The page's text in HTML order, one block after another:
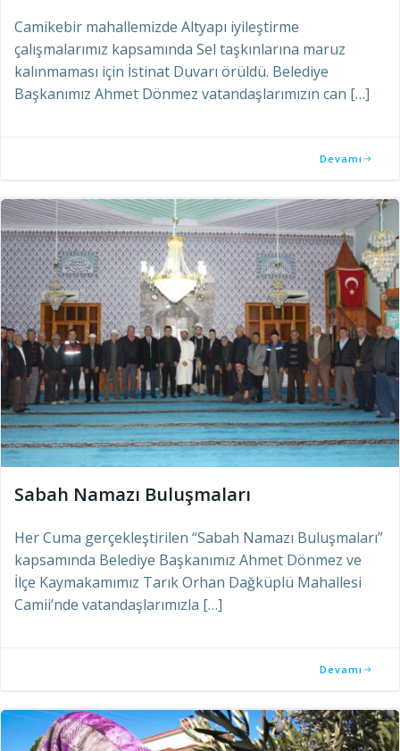
Camikebir mahallemizde Altyapı iyileştirme
çalışmalarımız kapsamında Sel taşkınlarına maruz
kalınmaması için İstinat Duvarı örüldü. Belediye
Başkanımız Ahmet Dönmez vatandaşlarımızın can […]
Devamı
Sabah Namazı Buluşmaları
Her Cuma gerçekleştirilen “Sabah Namazı Buluşmaları”
kapsamında Belediye Başkanımız Ahmet Dönmez ve
İlçe Kaymakamımız Tarık Orhan Dağküplü Mahallesi
Camii’nde vatandaşlarımızla […]
Devamı